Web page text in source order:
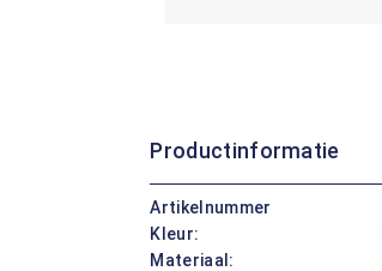
Productinformatie
Artikelnummer
Kleur:
Materiaal: